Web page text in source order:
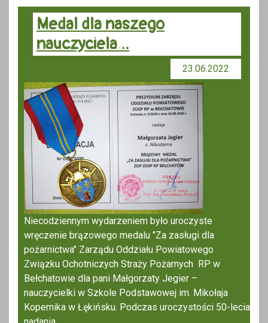
Medal dla naszego
nauczyciela…
23.06.2022
Niecodziennym wydarzeniem było uroczyste
wręczenie brązowego medalu "Za zasługi dla
pożarnictwa" Zarządu Oddziału Powiatowego
Związku Ochotniczych Straży Pożarnych RP w
Bełchatowie dla pani Małgorzaty Jegier –
nauczycielki w Szkole Podstawowej im. Mikołaja
Kopernika w Łękińsku. Podczas uroczystości 50-lecia